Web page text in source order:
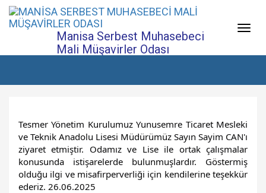
Menü
Manisa Serbest Muhasebeci
Mali Müşavirler Odası
Tesmer Yönetim Kurulumuz Yunusemre Ticaret Mesleki
ve Teknik Anadolu Lisesi Müdürümüz Sayın Sayim CAN'ı
ziyaret etmiştir. Odamız ve Lise ile ortak çalışmalar
konusunda istişarelerde bulunmuşlardır. Göstermiş
olduğu ilgi ve misafirperverliği için kendilerine teşekkür
ederiz. 26.06.2025